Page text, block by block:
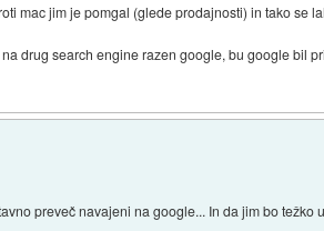
mac jim je pomgal (glede prodajnosti) in tako se
drug search engine razen google, bu google bil
preveč navajeni na google... In da jim bo težko